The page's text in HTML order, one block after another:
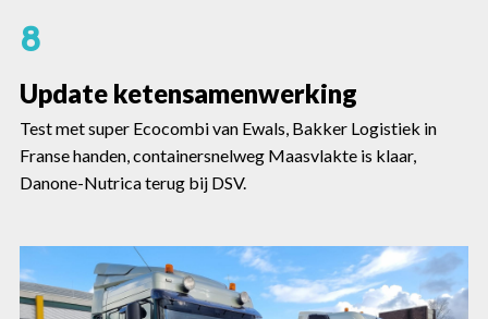
8
Update ketensamenwerking
Test met super Ecocombi van Ewals, Bakker Logistiek in
Franse handen, containersnelweg Maasvlakte is klaar,
Danone-Nutrica terug bij DSV.